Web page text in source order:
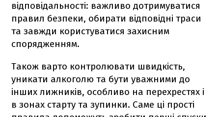
відповідальності: важливо дотримуватися
правил безпеки, обирати відповідні траси
та завжди користуватися захисним
спорядженням.
Також варто контролювати швидкість,
уникати алкоголю та бути уважними до
інших лижників, особливо на перехрестях і
в зонах старту та зупинки. Саме ці прості